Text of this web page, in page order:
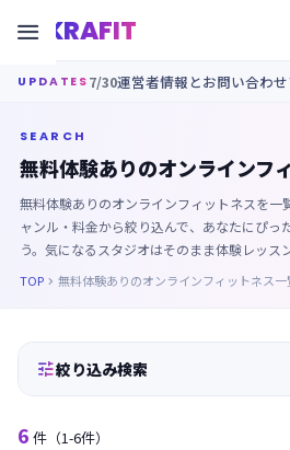
KRAFIT

UPDATES 7/30運営者情報とお問い合わ
SEARCH
無料体験ありのオンラインフ
無料体験ありのオンラインフィットネスを一
ャンル・料金から絞り込んで、あなたにぴっ
う。気になるスタジオはそのまま体験レッス
TOP  無料体験ありのオンラインフィットネス一
絞り込み検索
6 件 （1-6件）